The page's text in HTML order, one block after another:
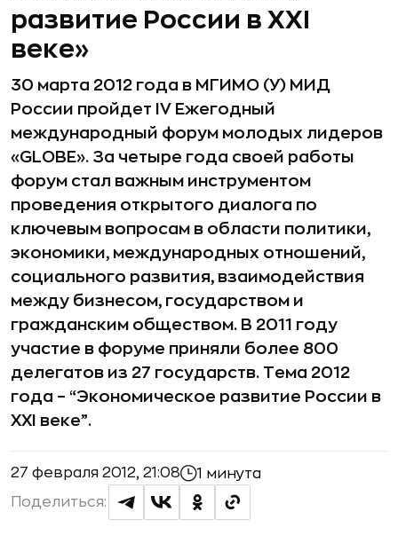
развитие России в XXI
веке»
30 марта 2012 года в МГИМО (У) МИД
России пройдет IV Ежегодный
международный форум молодых лидеров
«GLOBE». За четыре года своей работы
форум стал важным инструментом
проведения открытого диалога по
ключевым вопросам в области политики,
экономики, международных отношений,
социального развития, взаимодействия
между бизнесом, государством и
гражданским обществом. В 2011 году
участие в форуме приняли более 800
делегатов из 27 государств. Тема 2012
года – “Экономическое развитие России в
XXI веке”.
27 февраля 2012, 21:08 1 минута
Поделиться: